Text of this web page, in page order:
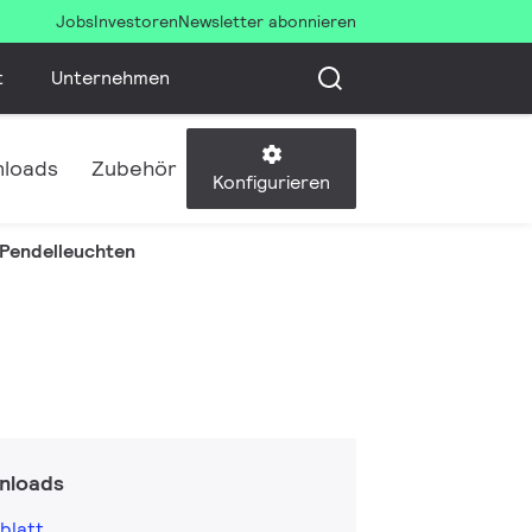
JobsInvestorenNewsletter abonnieren
Unternehmen
Zubehör
Konfigurieren